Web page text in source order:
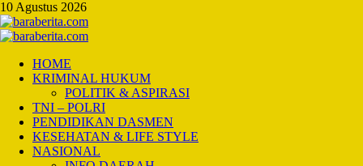
Skip
to
content
10 Agustus 2026
Primary
HOME
KRIMINAL HUKUM
POLITIK & ASPIRASI
TNI – POLRI
PENDIDIKAN DASMEN
KESEHATAN & LIFE STYLE
NASIONAL